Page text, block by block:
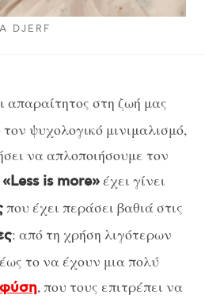
DJERF
απαραίτητος στη ζωή μας
ψυχολογικό μινιμαλισμό,
να απλοποιήσουμε τον
«Less is more»έχει γίνει
που έχει περάσει βαθιά στις
: από τη χρήση λιγότερων
το να έχουν μια πολύ
φύση, που τους επιτρέπει να